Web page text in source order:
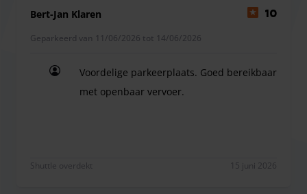
Bij het Florian Hotel parkeert u op slechts 10 minuten van
Schiphol. U kunt met behulp van een digitale knop de
parkeergarage openen en uw auto veilig parkeren. Zo hoeft
Let op:er is geen vervoer inbegrepen bij dit product!
Bert-Jan Klaren 10
Geparkeerd van 11/06/2026 tot 14/06/2026
Voordelige parkeerplaats. Goed bereikbaar
met openbaar vervoer.
Shuttle overdekt 15 juni 2026